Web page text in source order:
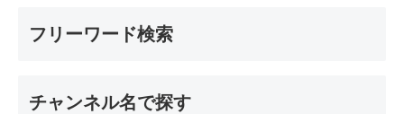
フリーワード検索
チャンネル名で探す